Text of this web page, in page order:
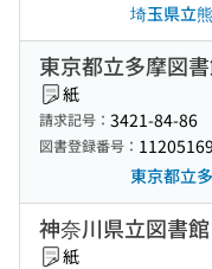
埼玉県立
東京都立多摩図
紙
請求記号： 3421-84-86
図書登録番号：
東京都立
神奈川県立図書館
紙